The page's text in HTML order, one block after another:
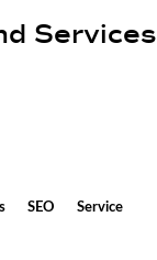
Services
SEO Service